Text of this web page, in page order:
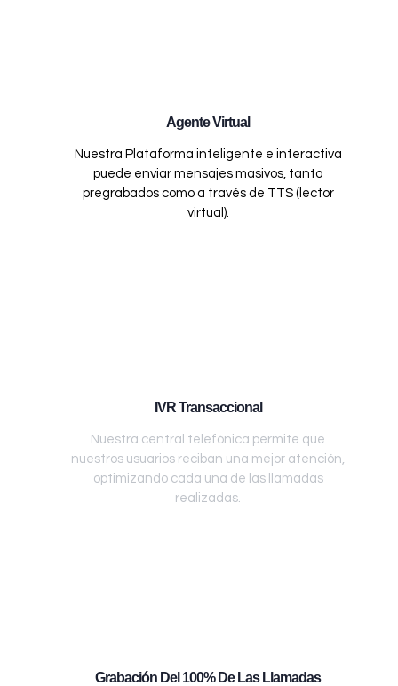
Agente Virtual
Nuestra Plataforma inteligente e interactiva
puede enviar mensajes masivos, tanto
pregrabados como a través de TTS (lector
virtual).
IVR Transaccional
Nuestra central telefónica permite que
nuestros usuarios reciban una mejor atención,
optimizando cada una de las llamadas
realizadas.
Grabación Del 100% De Las Llamadas